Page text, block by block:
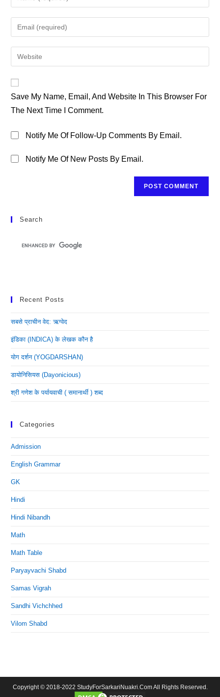
Your
Name
Or
To
Comment
Your
Email
Address
Your
URL
(optional)
Save My Name, Email, And Website In This Browser For
The Next Time I Comment.
Notify Me Of Follow-Up Comments By Email.
Notify Me Of New Posts By Email.
Search
Recent Posts
सबसे प्राचीन वेद: ऋग्वेद
इंडिका (INDICA) के लेखक कौन है
योग दर्शन (YOGDARSHAN)
डायोनिसियस (dayonicious)
श्री गणेश के पर्यायवाची ( समानार्थी ) शब्द
Categories
Admission
English Grammar
GK
Hindi
Hindi Nibandh
Math
Math Table
Paryayvachi Shabd
Samas Vigrah
Sandhi Vichchhed
Vilom Shabd
Copyright © 2018-2022 StudyForSarkariNuakri.Com All Rights Reserved.